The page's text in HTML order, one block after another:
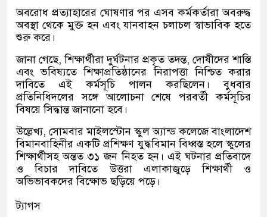
অবরোধ প্রত্যাহারের ঘোষণার পর এসব কর্মকর্তারা অবরুদ্ধ
অবস্থা থেকে মুক্ত হন এবং যানবাহন চলাচল স্বাভাবিক হতে
শুরু করে।
জানা গেছে, শিক্ষার্থীরা দুর্ঘটনার প্রকৃত তদন্ত, দোষীদের শাস্তি
এবং ভবিষ্যতে শিক্ষাপ্রতিষ্ঠানের নিরাপত্তা নিশ্চিত করার
দাবিতে এই কর্মসূচি পালন করছিলেন। বুধবার
প্রতিনিধিদলের সঙ্গে আলোচনা শেষে পরবর্তী কর্মসূচির
বিষয়ে সিদ্ধান্ত জানানো হবে।
উল্লেখ্য, সোমবার মাইলস্টোন স্কুল অ্যান্ড কলেজে বাংলাদেশ
বিমানবাহিনীর একটি প্রশিক্ষণ যুদ্ধবিমান বিধ্বস্ত হলে স্কুলের
শিক্ষার্থীসহ অন্তত ৩১ জন নিহত হন। এই ঘটনার প্রতিবাদে
ও বিচার দাবিতে উত্তরা এলাকাজুড়ে শিক্ষার্থী ও
অভিভাবকদের বিক্ষোভ ছড়িয়ে পড়ে।
ট্যাগস